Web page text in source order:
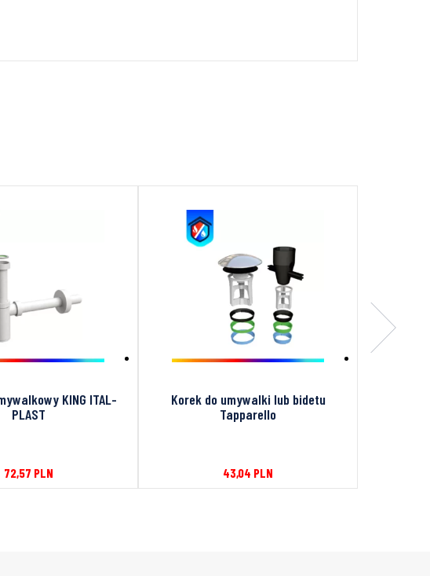
KING ITAL-
PLAST
72,57 PLN
Korek do umywalki lub bidetu
Tapparello
43,04 PLN